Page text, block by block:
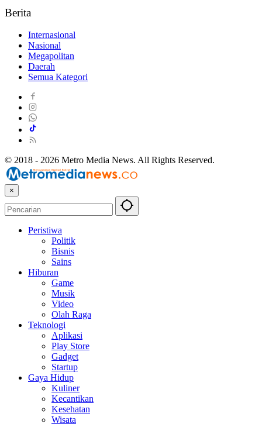
Berita
Internasional
Nasional
Megapolitan
Daerah
Semua Kategori
© 2018 - 2026 Metro Media News. All Rights Reserved.
×
Peristiwa
Politik
Bisnis
Sains
Hiburan
Game
Musik
Video
Olah Raga
Teknologi
Aplikasi
Play Store
Gadget
Startup
Gaya Hidup
Kuliner
Kecantikan
Kesehatan
Wisata